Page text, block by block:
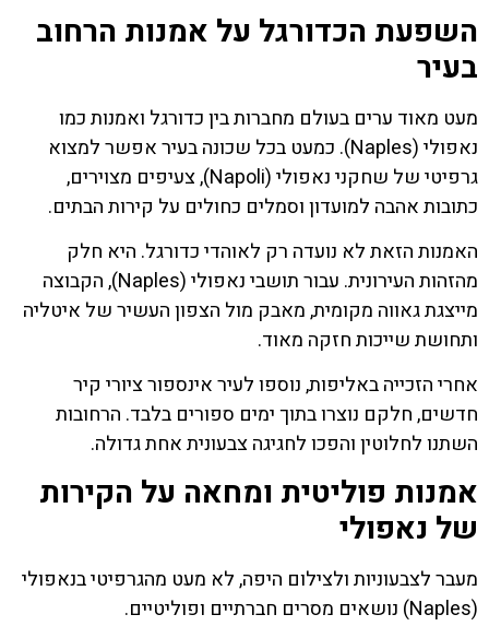
השפעת הכדורגל על אמנות הרחוב
בעיר
מעט מאוד ערים בעולם מחברות בין כדורגל ואמנות כמו
נאפולי (Naples). כמעט בכל שכונה בעיר אפשר למצוא
גרפיטי של שחקני נאפולי (Napoli), צעיפים מצוירים,
כתובות אהבה למועדון וסמלים כחולים על קירות הבתים.
האמנות הזאת לא נועדה רק לאוהדי כדורגל. היא חלק
מהזהות העירונית. עבור תושבי נאפולי (Naples), הקבוצה
מייצגת גאווה מקומית, מאבק מול הצפון העשיר של איטליה
ותחושת שייכות חזקה מאוד.
אחרי הזכייה באליפות, נוספו לעיר אינספור ציורי קיר
חדשים, חלקם נוצרו בתוך ימים ספורים בלבד. הרחובות
השתנו לחלוטין והפכו לחגיגה צבעונית אחת גדולה.
אמנות פוליטית ומחאה על הקירות
של נאפולי
מעבר לצבעוניות ולצילום היפה, לא מעט מהגרפיטי בנאפולי
(Naples) נושאים מסרים חברתיים ופוליטיים.